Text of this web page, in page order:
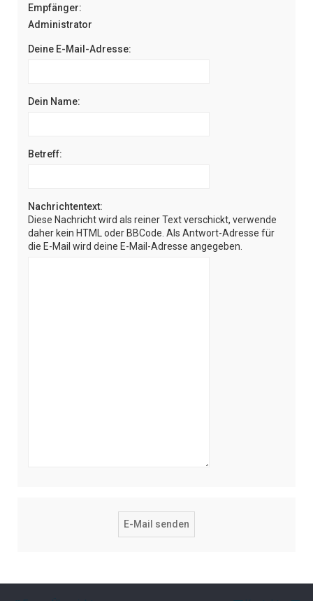
Empfänger:
Administrator
Deine E-Mail-Adresse:
Dein Name:
Betreff:
Nachrichtentext:
Diese Nachricht wird als reiner Text verschickt, verwende
daher kein HTML oder BBCode. Als Antwort-Adresse für
die E-Mail wird deine E-Mail-Adresse angegeben.